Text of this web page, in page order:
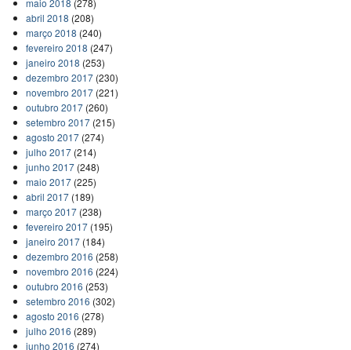
maio 2018 (278)
abril 2018 (208)
março 2018 (240)
fevereiro 2018 (247)
janeiro 2018 (253)
dezembro 2017(230)
novembro 2017(221)
outubro 2017(260)
setembro 2017(215)
agosto 2017(274)
julho 2017(214)
junho 2017(248)
maio 2017(225)
abril 2017(189)
março 2017(238)
fevereiro 2017(195)
janeiro 2017(184)
dezembro 2016 (258)
novembro 2016 (224)
outubro 2016 (253)
setembro 2016 (302)
agosto 2016 (278)
julho 2016 (289)
junho 2016 (274)